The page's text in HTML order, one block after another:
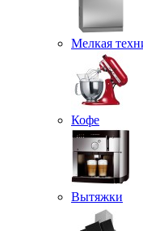
Мелкая
Кофе
Вытяжки